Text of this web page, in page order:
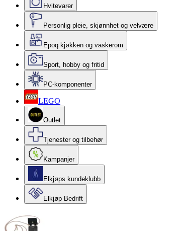
Hvitevarer
Personlig pleie, skjønnhet og velvære
Epoq kjøkken og vaskerom
Sport, hobby og fritid
PC-komponenter
LEGO
Outlet
Tjenester og tilbehør
Kampanjer
Elkjøps kundeklubb
Elkjøp Bedrift